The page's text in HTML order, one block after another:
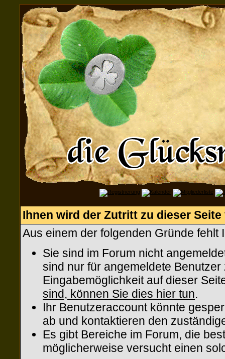
Ihnen wird der Zutritt zu dieser
Aus einem der folgenden Gründe
Sie sind im Forum nicht
sind nur für angemeldete
Eingabemöglichkeit auf dieser
sind, können Sie dies hier tun.
Ihr Benutzeraccount könnte
ab und kontaktieren den
Es gibt Bereiche im Forum, die
möglicherweise versucht einen